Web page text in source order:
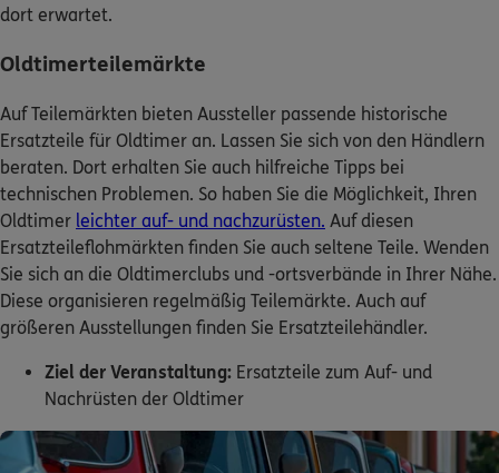
dort erwartet.
Oldtimerteilemärkte
Auf Teilemärkten bieten Aussteller passende historische
Ersatzteile für Oldtimer an. Lassen Sie sich von den Händlern
beraten. Dort erhalten Sie auch hilfreiche Tipps bei
technischen Problemen. So haben Sie die Möglichkeit, Ihren
Oldtimer leichter auf- und nachzurüsten. Auf diesen
Ersatzteileflohmärkten finden Sie auch seltene Teile. Wenden
Sie sich an die Oldtimerclubs und -ortsverbände in Ihrer Nähe.
Diese organisieren regelmäßig Teilemärkte. Auch auf
größeren Ausstellungen finden Sie Ersatzteilehändler.
Ziel der Veranstaltung: Ersatzteile zum Auf- und
Nachrüsten der Oldtimer